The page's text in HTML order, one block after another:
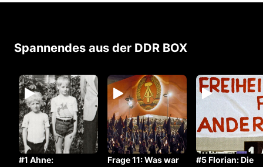
Spannendes aus der DDR BOX
#1 Ahne:
Frage 11: ⁠Was war
#5 Florian: Die